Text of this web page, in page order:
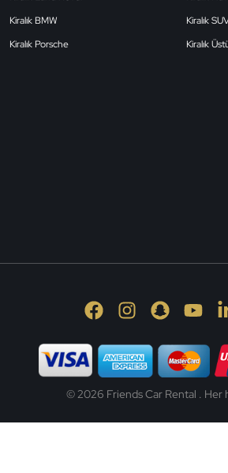
Kiralık BMW
Kiralık Porsche
Kiralık
Kiralık
© 2026 Friends Car Rental . Her